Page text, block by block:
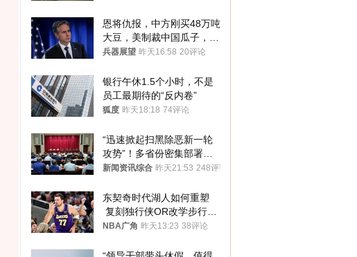
恩将仇报，中方刚买48万吨
大豆，美制裁中国瓜子，布
林肯措辞变了
兵器展望 昨天16:58 20评论
银行午休1.5个小时，不是
员工最期待的“反内卷”
狐度 昨天18:18 74评论
“迅速掀起扫黑除恶新一轮
攻势”！多省份密集部署，
公布举报方式
新闻资讯综合 昨天21:53 248评论
东契奇时代湖人如何重塑
复刻独行侠OR改学步行
者？
NBA广角 昨天13:23 38评论